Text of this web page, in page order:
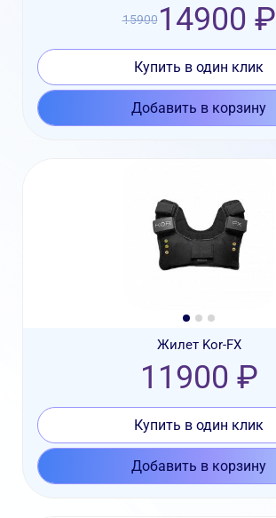
1590014900 ₽
Купить в один клик
Добавить в корзину
Жилет Kor-FX
11900 ₽
Купить в один клик
Добавить в корзину